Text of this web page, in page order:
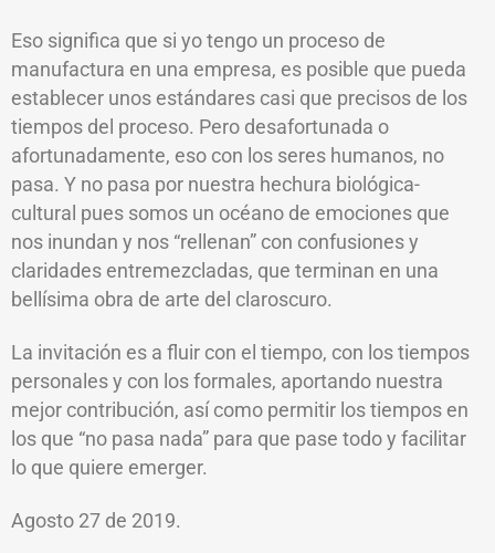
Eso significa que si yo tengo un proceso de
manufactura en una empresa, es posible que pueda
establecer unos estándares casi que precisos de los
tiempos del proceso. Pero desafortunada o
afortunadamente, eso con los seres humanos, no
pasa. Y no pasa por nuestra hechura biológica-
cultural pues somos un océano de emociones que
nos inundan y nos “rellenan” con confusiones y
claridades entremezcladas, que terminan en una
bellísima obra de arte del claroscuro.
La invitación es a fluir con el tiempo, con los tiempos
personales y con los formales, aportando nuestra
mejor contribución, así como permitir los tiempos en
los que “no pasa nada” para que pase todo y facilitar
lo que quiere emerger.
Agosto 27 de 2019.